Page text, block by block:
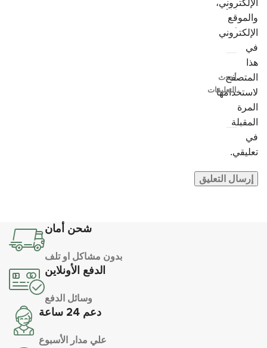
الإلكتروني،
والموقع
الإلكتروني
في
هذا
المتصفح
لاستخدامها
المرة
المقبلة
في
تعليقي.
أحدث
التعليقات
شحن أمان
بدون مشاكل او تلف
الدفع الأونلاين
وسائل الدفع
دعم 24 ساعة
علي مدار الأسبوع